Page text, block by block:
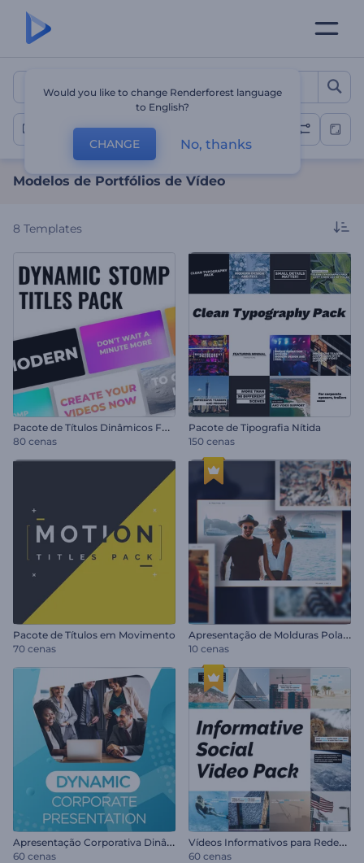
Modelos de Portfólios de
Portfólios de vídeos
Modelos de Portfólios de Vídeo
8 Templates
P
acote de Títulos Dinâmicos Fortes
80 cenas
Pacote de Tipografia Nítida
150 cenas
Pacote de Títulos em Movimento
70 cenas
A
presentação de Molduras Polaroid
10 cenas
A
presentação Corporativa Dinâmica
60 cenas
V
ídeos Informativos para Redes Sociais
60 cenas
Would you like to change Renderforest language
to English?
CHANGE No, thanks